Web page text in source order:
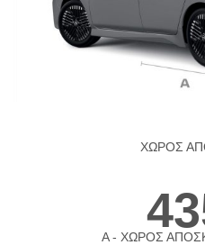
ΧΩΡΟΣ
A - ΧΩΡΟΣ